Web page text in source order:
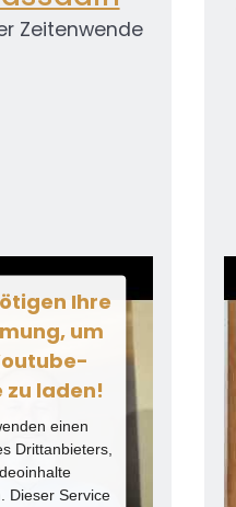
Zeitenwende
Ihre
um
zu laden!
einen
Drittanbieters,
Dieser Service